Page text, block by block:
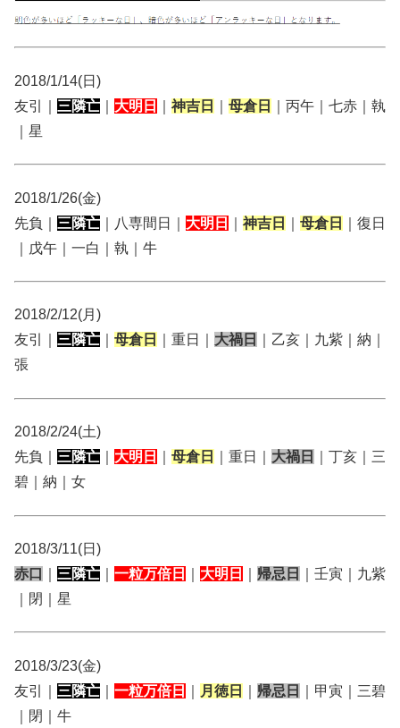
2018/1/14(日)
友引｜ 三隣亡 大明日 神吉日 母倉日
｜丙午｜七赤｜執
｜星
2018/1/26(金)
先負｜ 三隣亡 ｜八専間日｜ 大明日 神吉日 母倉日
｜復日
｜戊午｜一白｜執｜牛
2018/2/12(月)
友引｜ 三隣亡 母倉日 ｜重日｜ 大禍日
｜乙亥｜九紫｜納｜
張
2018/2/24(土)
先負｜ 三隣亡 大明日 母倉日 ｜重日｜ 大禍日
｜丁亥｜三
碧｜納｜女
2018/3/11(日)
赤口
三隣亡 一粒万倍日 大明日 帰忌日
｜壬寅｜九紫
｜閉｜星
2018/3/23(金)
友引｜ 三隣亡 一粒万倍日 月徳日 帰忌日
｜甲寅｜三碧
｜閉｜牛